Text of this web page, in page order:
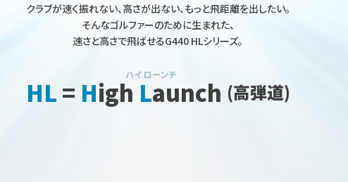
クラブが速く振れない、高さが出ない、 もっと飛距離を出したい。
そんなゴルファーのために生まれた、
速さと高さで飛ばせるG440 HLシリーズ。
HL= High Launch
ハイ ローンチ
(高弾道)